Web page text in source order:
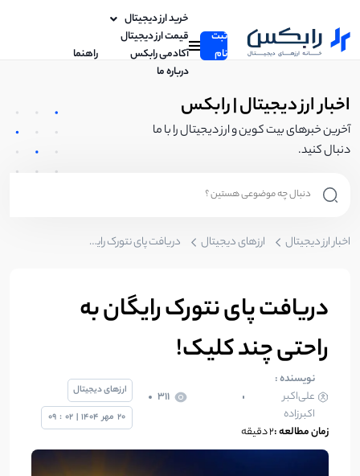
ثبت
نام
خرید ارز دیجیتال
قیمت ارز دیجیتال
آکادمی رابکس
راهنما
درباره ما
اخبار ارز دیجیتال | رابکس
آخرین خبرهای بیت کوین و ارز دیجیتال را با ما
دنبال کنید.
اخبار ارز دیجیتال ارزهای دیجیتال دریافت پای نتورک رایگان به راحتی چند کلیک!
دریافت پای نتورک رایگان به
راحتی چند کلیک!
نویسنده :
علی‌اکبر
اکبرزاده
311
زمان مطالعه :2 دقیقه
ارزهای دیجیتال
20 مهر 1404
|
02
:
09